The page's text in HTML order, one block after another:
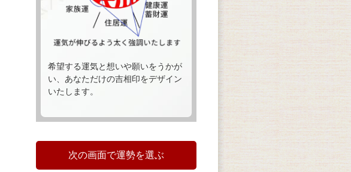
希望する運気と想いや願いをうかが
い、あなただけの吉相印をデザイン
いたします。